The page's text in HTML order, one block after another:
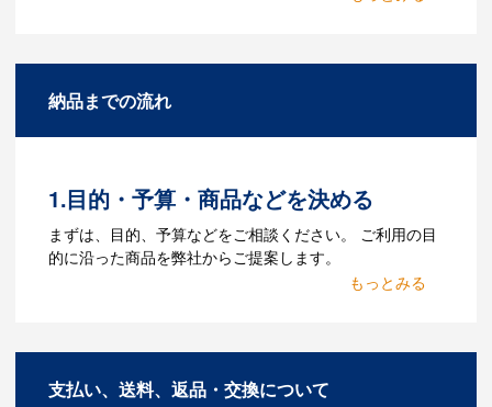
があります。Adobe illustratorのaiファイ
Q：ウェブサイトに掲載され
ていないオリジナルのノベル
タマイズが可能です。お気軽にご相談く
納品までの流れ
1.目的・予算・商品などを決める
まずは、目的、予算などをご相談ください。 ご利用の目
的に沿った商品を弊社からご提案します。
お見積を弊社からお出しします。
支払い、送料、返品・交換について